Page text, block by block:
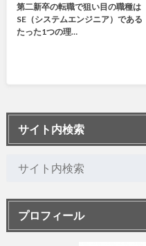
第二新卒の転職で狙い目の職種は
SE（システムエンジニア）である
たった1つの理…
サイト内検索
プロフィール